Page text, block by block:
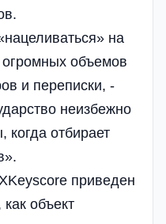
на
объемов
и переписки, -
неизбежно
когда отбирает
приведен
объект